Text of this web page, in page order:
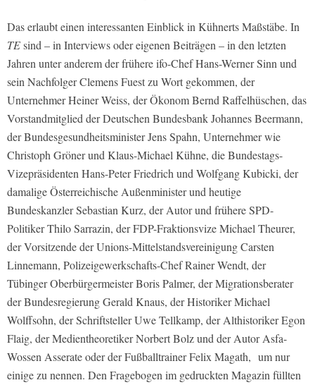
Das erlaubt einen interessanten Einblick in Kühnerts Maßstäbe. In
TEsind – in Interviews oder eigenen Beiträgen – in den letzten
Jahren unter anderem der frühere ifo-Chef Hans-Werner Sinn und
sein Nachfolger Clemens Fuest zu Wort gekommen, der
Unternehmer Heiner Weiss, der Ökonom Bernd Raffelhüschen, das
Vorstandmitglied der Deutschen Bundesbank Johannes Beermann,
der Bundesgesundheitsminister Jens Spahn, Unternehmer wie
Christoph Gröner und Klaus-Michael Kühne, die Bundestags-
Vizepräsidenten Hans-Peter Friedrich und Wolfgang Kubicki, der
damalige Österreichische Außenminister und heutige
Bundeskanzler Sebastian Kurz, der Autor und frühere SPD-
Politiker Thilo Sarrazin, der FDP-Fraktionsvize Michael Theurer,
der Vorsitzende der Unions-Mittelstandsvereinigung Carsten
Linnemann, Polizeigewerkschafts-Chef Rainer Wendt, der
Tübinger Oberbürgermeister Boris Palmer, der Migrationsberater
der Bundesregierung Gerald Knaus, der Historiker Michael
Wolffsohn, der Schriftsteller Uwe Tellkamp, der Althistoriker Egon
Flaig, der Medientheoretiker Norbert Bolz und der Autor Asfa-
Wossen Asserate oder der Fußballtrainer Felix Magath, um nur
einige zu nennen. Den Fragebogen im gedruckten Magazin füllten